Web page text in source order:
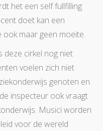
het een self fullfilling
doet kan een
maar geen moeite.
deze cirkel nog niet
voelen zich niet
genoten en
inspecteur ook vraagt
Musici worden
voor de wereld